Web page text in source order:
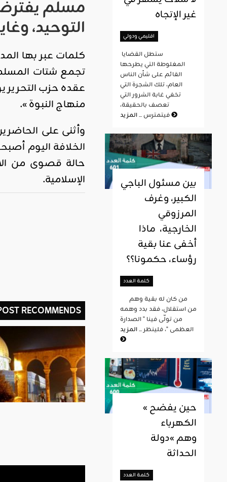
مسلم يفترض
التوحيد،
كلمات عبر بها
تجمع شتات
عقده حزب التحرير
منهاج النبوة ».
وأثنى على
الخلافة اليوم
حالة قصوى من
الإسلامية.
RECOMMENDS
غير الإتجاه
اقليمي ودولي
المغلوطة التي يطرحها
القائم على شأن الناس
العام، تلك الشجرة التي
تخفي غابة الشرور التي
تعصف بالحقيقة،
فيتمترس ...المزيد
بين مسئول الباجي
الكبير، وغرف
المرزوقي
الخارجية، ماذا
أخفى عنا بقية
رؤساء، حكمونا؟؟
كلمة العدد
من استقلال، فقد بدد وهمه
من تولّى فينا " الصدارة
العظمى "، فلينظر ...المزيد
« حين يفضح
الكهرباء
وهم »دولة
الحداثة
كلمة العدد